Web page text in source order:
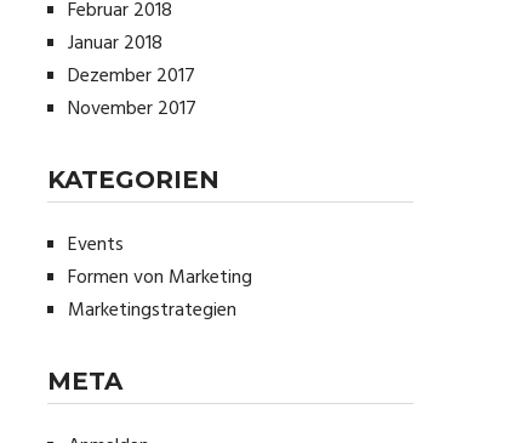
Februar 2018
Januar 2018
Dezember 2017
November 2017
KATEGORIEN
Events
Formen von Marketing
Marketingstrategien
META